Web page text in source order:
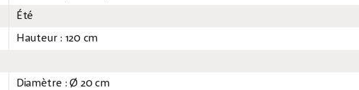
Été
Hauteur : 120 cm
Diamètre : Ø 20 cm